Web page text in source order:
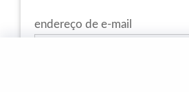
endereço de e-mail